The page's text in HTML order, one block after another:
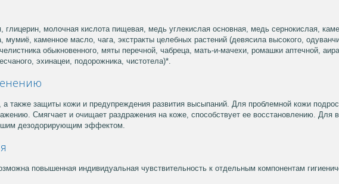
глицерин, молочная кислота пищевая, медь углекислая основная, медь сернокислая,
мумиё, каменное масло, чага, экстракты целебных растений (девясила высокого,
обыкновенного, мяты перечной, чабреца, мать-и-мачехи, ромашки аптечной,
эхинацеи, подорожника, чистотела)*.
также защиты кожи и предупреждения развития высыпаний. Для проблемной кожи
Смягчает и очищает раздражения на коже, способствует ее восстановлению. Для
дезодорирующим эффектом.
повышенная индивидуальная чувствительность к отдельным компонентам